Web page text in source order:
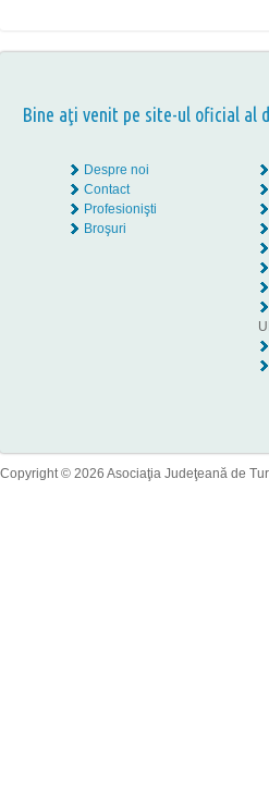
Bine aţi venit pe site-ul oficial al
Despre noi
Contact
Profesionişti
Broşuri
Copyright © 2026 Asociaţia Judeţeană de